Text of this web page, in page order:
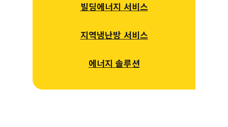
빌딩에너지 서비스
지역냉난방 서비스
에너지 솔루션